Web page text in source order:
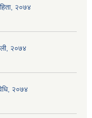
२०७४
२०७४
२०७४